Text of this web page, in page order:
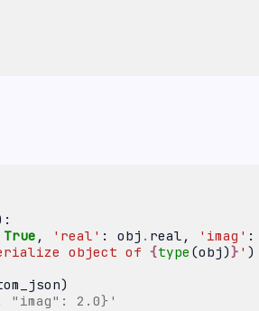
True , 'real' : obj . real , 'imag' :
object of {type (obj)} ' )
)
"imag": 2.0}'